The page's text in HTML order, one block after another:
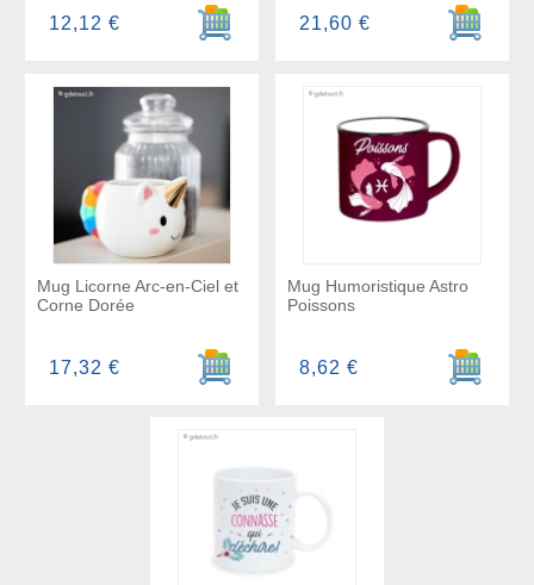
Ajouter au panier
12,12 €
Ajouter
21,60 €
Mug Licorne Arc-en-Ciel et
Corne Dorée
Ajouter au panier
17,32 €
Mug Humoristique Astro
Poissons
Ajouter
8,62 €